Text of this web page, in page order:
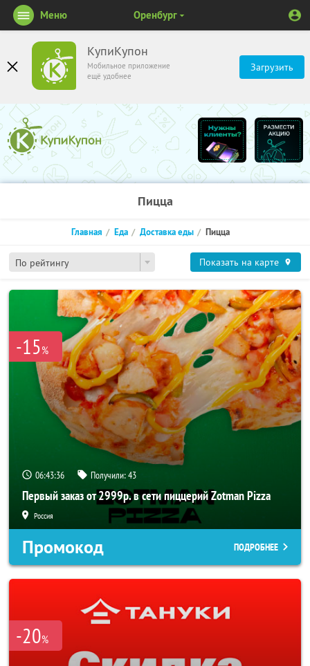
КупиКупон
Мобильное приложение
ещё удобнее
Загрузить
Меню Оренбург
Пицца
По рейтингу
Главная Еда Доставка еды Пицца
Показать на карте
-15%
06:43:36 Получили:43
Первый заказ от 2999р. в сети пиццерий Zotman Pizza
Россия
Промокод ПОДРОБНЕЕ
-20%